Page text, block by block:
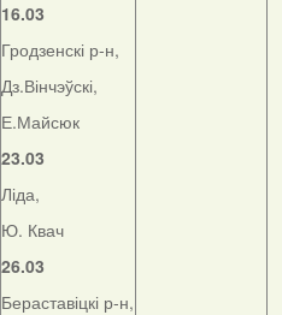
16.03
Гродзенскі р-н,
Дз.Вінчэўскі,
Е.Майсюк
23.03
Ліда,
Ю. Квач
26.03
Бераставіцкі р-н,